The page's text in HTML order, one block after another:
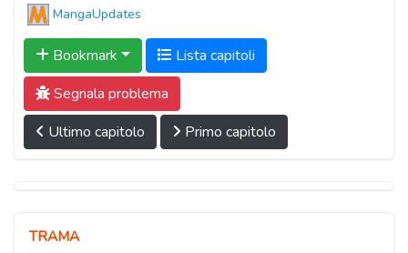
MangaUpdates
Bookmark
Lista capitoli
Segnala problema
Ultimo capitolo
Primo capitolo
TRAMA